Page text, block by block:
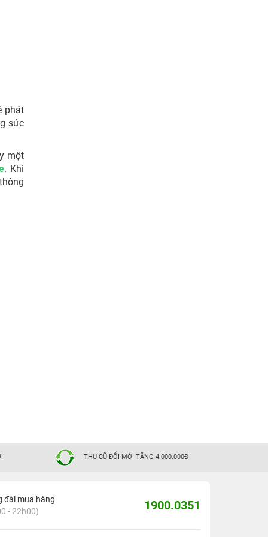
phát
sức
một
. Khi
THU CŨ ĐỔI MỚI TẶNG 4.000.000Đ
đài mua hàng
- 22h00)
1900.0351